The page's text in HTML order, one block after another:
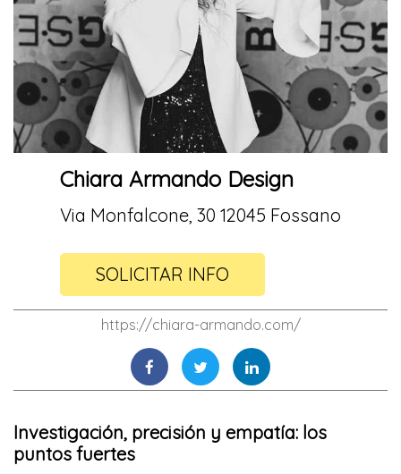
Chiara Armando Design
Via Monfalcone, 30 12045 Fossano
SOLICITAR INFO
https://chiara-armando.com/
Investigación, precisión y empatía: los
puntos fuertes